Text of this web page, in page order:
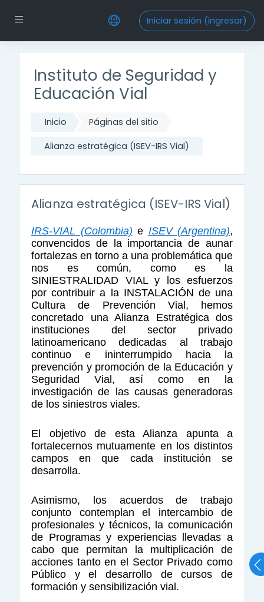
Pánel lateral Iniciar sesión (ingresar)
Instituto de Seguridad y
Educación Vial
Inicio Páginas del sitio
Alianza estratégica (ISEV-IRS Vial)
Alianza estratégica (ISEV-IRS Vial)
IRS-VIAL (Colombia) e ISEV (Argentina),
convencidos de la importancia de aunar
fortalezas en torno a una problemática que
nos es común, como es la
SINIESTRALIDAD VIAL y los esfuerzos
por contribuir a la INSTALACIÓN de una
Cultura de Prevención Vial, hemos
concretado una Alianza Estratégica dos
instituciones del sector privado
latinoamericano dedicadas al trabajo
continuo e ininterrumpido hacia la
prevención y promoción de la Educación y
Seguridad Vial, así como en la
investigación de las causas generadoras
de los siniestros viales.
El objetivo de esta Alianza apunta a
fortalecernos mutuamente en los distintos
campos en que cada institución se
desarrolla.
Asimismo, los acuerdos de trabajo
conjunto contemplan el intercambio de
profesionales y técnicos, la comunicación
de Programas y experiencias llevadas a
cabo que permitan la multiplicación de
acciones tanto en el Sector Privado como
Público y el desarrollo de cursos de
formación y sensibilización vial.